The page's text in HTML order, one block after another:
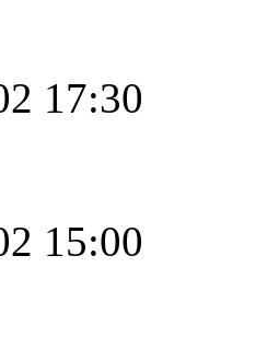
17:30
15:00